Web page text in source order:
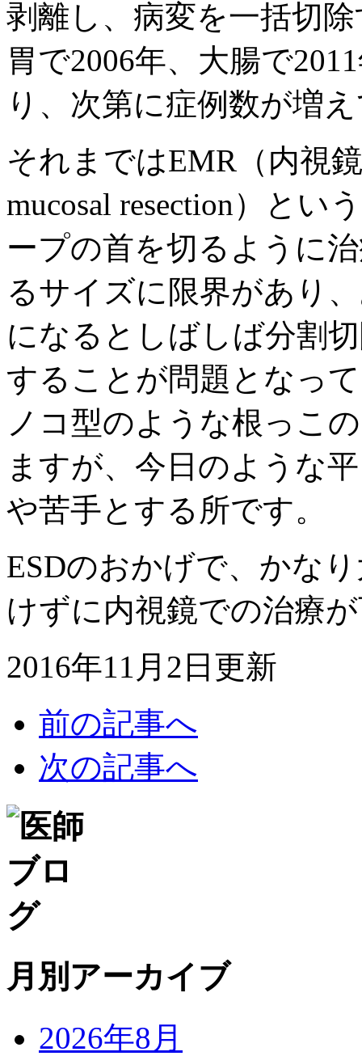
剥離し、病変を一括切
胃で2006年、大腸で
り、次第に症例数が増
それまではEMR（内視
mucosal resection）と
ープの首を切るように
るサイズに限界があり
になるとしばしば分割
することが問題となっ
ノコ型のような根っこ
ますが、今日のような
や苦手とする所です。
ESDのおかげで、かな
けずに内視鏡での治療
2016年11月2日更新
前の記事へ
次の記事へ
月別アーカイブ
2026年8月